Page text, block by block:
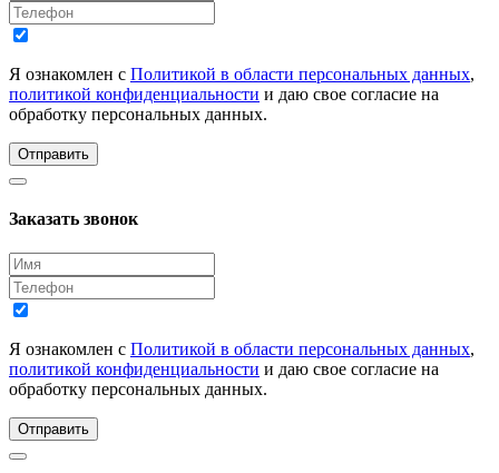
Я ознакомлен с Политикой в области персональных данных,
политикой конфиденциальности и даю свое согласие на
обработку персональных данных.
Отправить
Заказать звонок
Я ознакомлен с Политикой в области персональных данных,
политикой конфиденциальности и даю свое согласие на
обработку персональных данных.
Отправить